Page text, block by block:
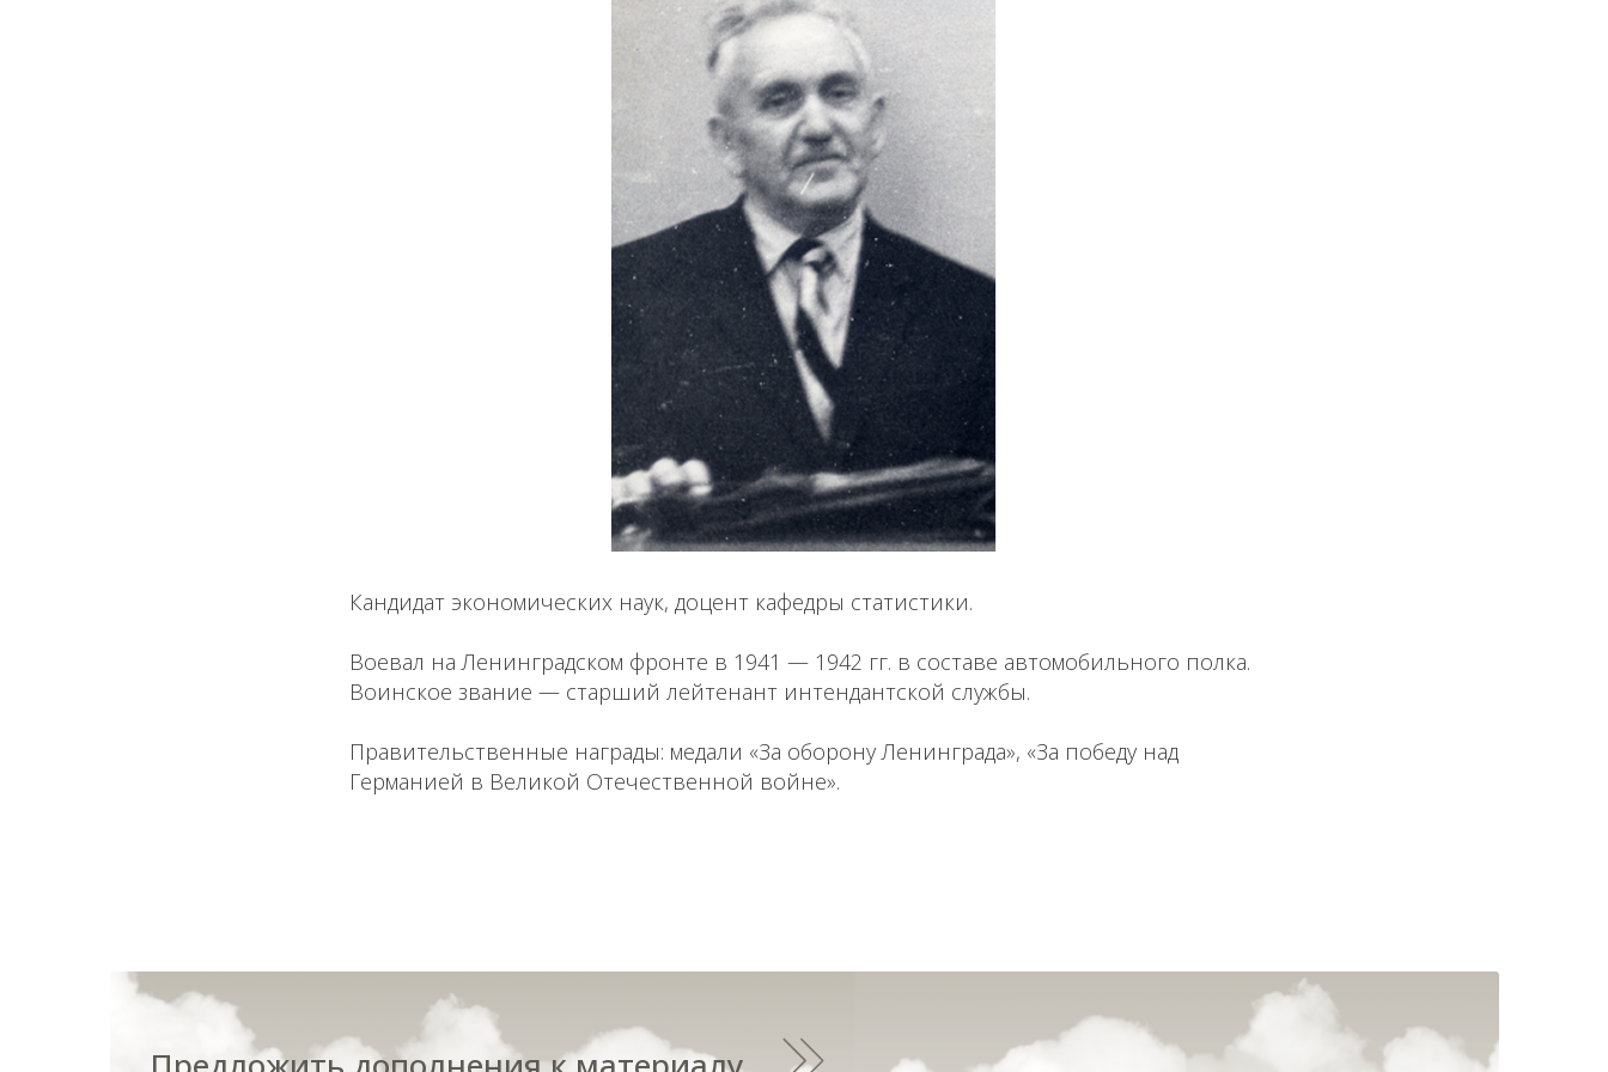
Кандидат экономических наук, доцент кафедры статистики.
Воевал на Ленинградском фронте в 1941 — 1942 гг. в составе автомобильного полка.
Воинское звание — старший лейтенант интендантской службы.
Правительственные награды: медали «За оборону Ленинграда», «За победу над
Германией в Великой Отечественной войне».